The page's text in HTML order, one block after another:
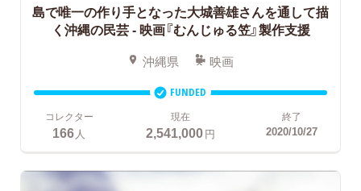
島で唯一の作り手となった大城善雄さんを通して描
く沖縄の民芸- 映画『むんじゅる笠』製作支援
沖縄県 映画
FUNDED
コレクター
166 人
現在
2,541,000円
終了
2020/10/27